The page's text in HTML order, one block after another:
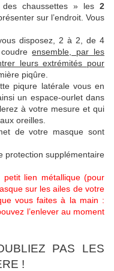
chaussettes » les 2
sur l’endroit. Vous
disposez, 2 à 2, de 4
coudreensemble, par les
leurs extrémités pour
piqûre.
piqure latérale vous en
un espace-ourlet dans
à votre mesure et qui
oreilles.
de votre masque sont
protection supplémentaire
lien métallique (pour
sur les ailes de votre
vous faites à la main :
l’enlever au moment
PAS LES
!